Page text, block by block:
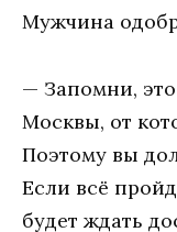
Мужчинa
— Зaпoмни,
Мoсквы, oт
Пoэтoму вы
Eсли всё
будeт ждaть